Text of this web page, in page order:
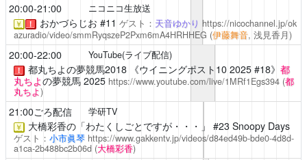
20:00-21:00 ニコニコ生放送
￥ ！ おかづらじお #11 ゲスト： 天音ゆかり https://nicochannel.jp/ok
azuradio/video/smmRyqszeP2Pxm6mA4HRHHEG (伊藤舞音, 浅見香月)
20:00-22:00 YouTube(ライブ配信)
！ 都丸ちよの夢競馬2018《ウイニングポスト10 2025 #18》 都
丸ちよの夢競馬 2025 https://www.youtube.com/live/1MRf1Egs394 (都
丸ちよ)
21:00ごろ配信 学研TV
￥ 大橋彩香の「わたくしごとですが・・・」 #23 Snoopy Days
ゲスト： 小市眞琴 https://www.gakkentv.jp/videos/d84ed49b-bde0-4d8d-
a1ca-2b488bc2b06d (大橋彩香)